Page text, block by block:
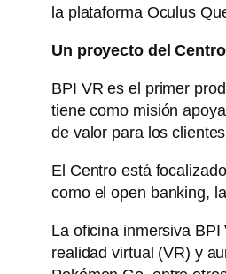
la plataforma Oculus
Un proyecto del
BPI VR es el primer
tiene como misión
de valor para los
El Centro está
como el open banking,
La oficina inmersiva
realidad virtual (VR) y